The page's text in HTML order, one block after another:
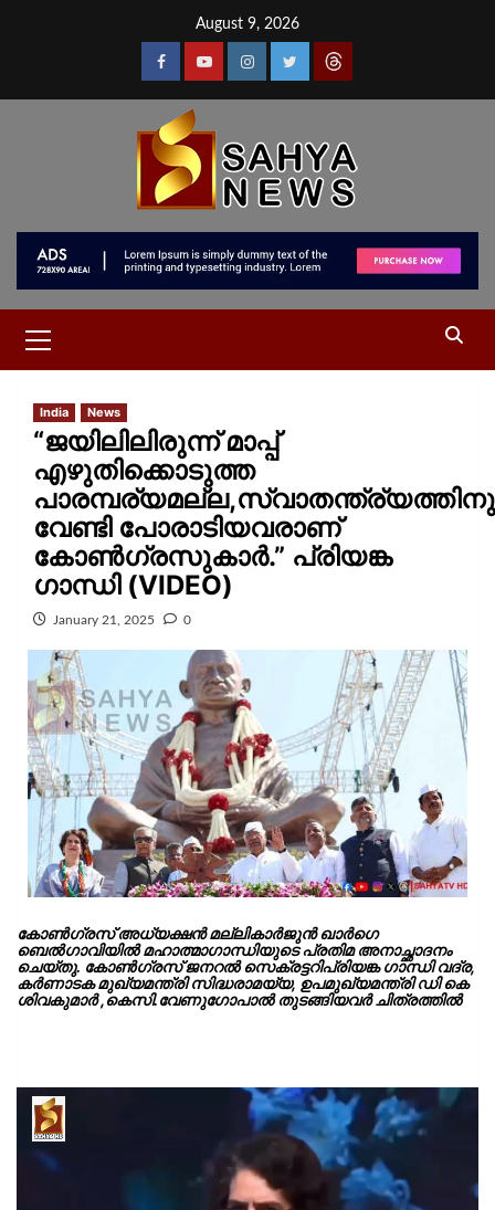
August 9, 2026
India News
“ജയിലിലിരുന്ന് മാപ്പ്
എഴുതിക്കൊടുത്ത
പാരമ്പര്യമല്ല,സ്വാതന്ത്ര്യത്തിനു
വേണ്ടി പോരാടിയവരാണ്
കോണ്‍ഗ്രസുകാര്‍.” പ്രിയങ്ക
ഗാന്ധി (VIDEO)
January 21, 2025 0
കോൺഗ്രസ് അധ്യക്ഷൻ മല്ലികാർജുൻ ഖാർഗെ
ബെൽഗാവിയിൽ മഹാത്മാഗാന്ധിയുടെ പ്രതിമ അനാച്ഛാദനം
ചെയ്തു. കോൺഗ്രസ് ജനറൽ സെക്രട്ടറിപ്രിയങ്ക ഗാന്ധി വദ്ര,
കർണാടക മുഖ്യമന്ത്രി സിദ്ധരാമയ്യ, ഉപമുഖ്യമന്ത്രി ഡി കെ
ശിവകുമാർ ,കെസി.വേണുഗോപാൽ തുടങ്ങിയവർ ചിത്രത്തിൽ